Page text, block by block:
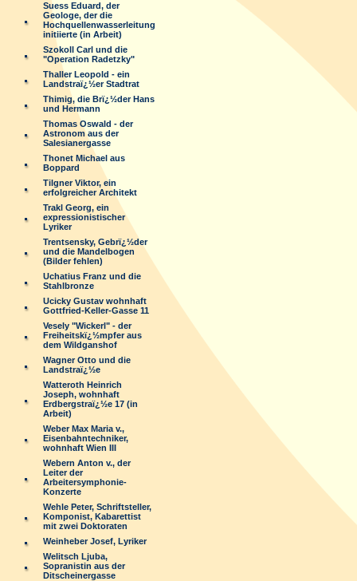
Suess Eduard, der
Geologe, der die
Hochquellenwasserleitung
initiierte (in Arbeit)
Szokoll Carl und die
"Operation Radetzky"
Thaller Leopold - ein
Landstraï¿½er Stadtrat
Thimig, die Brï¿½der Hans
und Hermann
Thomas Oswald - der
Astronom aus der
Salesianergasse
Thonet Michael aus
Boppard
Tilgner Viktor, ein
erfolgreicher Architekt
Trakl Georg, ein
expressionistischer
Lyriker
Trentsensky, Gebrï¿½der
und die Mandelbogen
(Bilder fehlen)
Uchatius Franz und die
Stahlbronze
Ucicky Gustav wohnhaft
Gottfried-Keller-Gasse 11
Vesely "Wickerl" - der
Freiheitskï¿½mpfer aus
dem Wildganshof
Wagner Otto und die
Landstraï¿½e
Watteroth Heinrich
Joseph, wohnhaft
Erdbergstraï¿½e 17 (in
Arbeit)
Weber Max Maria v.,
Eisenbahntechniker,
wohnhaft Wien III
Webern Anton v., der
Leiter der
Arbeitersymphonie-
Konzerte
Wehle Peter, Schriftsteller,
Komponist, Kabarettist
mit zwei Doktoraten
Weinheber Josef, Lyriker
Welitsch Ljuba,
Sopranistin aus der
Ditscheinergasse